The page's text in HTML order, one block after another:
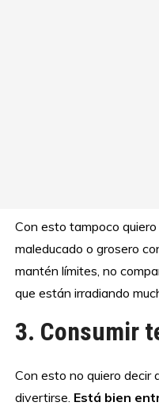
Con esto tampoco
maleducado o grosero
mantén límites, no
que están irradiando
3. Consumir
Con esto no quiero decir
divertirse. Está bien